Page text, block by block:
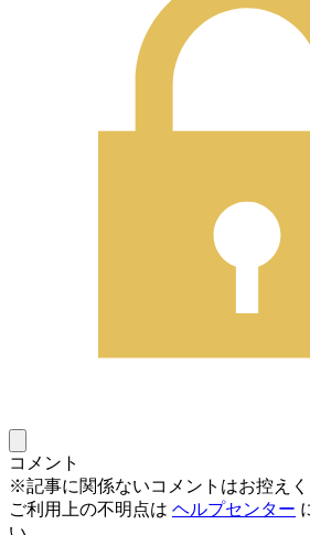
コメント
※記事に関係ないコメントはお控えく
ご利用上の不明点は ヘルプセンター